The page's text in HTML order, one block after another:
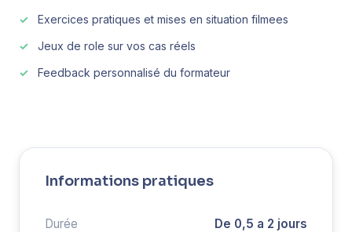
Exercices pratiques et mises en situation filmees
Jeux de role sur vos cas réels
Feedback personnalisé du formateur
Informations pratiques
Durée De 0,5 a 2 jours